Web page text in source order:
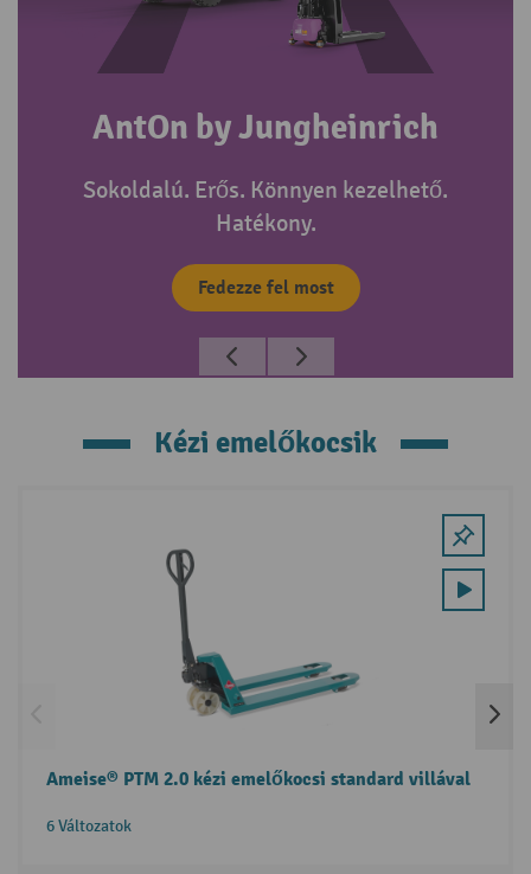
AntOn by Jungheinrich
Sokoldalú. Erős. Könnyen kezelhető.
Hatékony.
Fedezze fel most
Kézi emelőkocsik
Ameise® PTM 2.0 kézi emelőkocsi standard villával
6 Változatok